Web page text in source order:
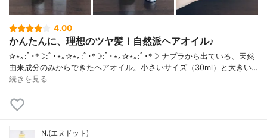
4.00
かんたんに、理想のツヤ髪！自然派ヘアオイル♪
✰⋆｡:ﾟ･*☽:ﾟ･⋆｡✰⋆｡:ﾟ･*☽:ﾟ･⋆｡✰⋆｡:ﾟ･*☽ ナプラから出ている、天然
由来成分のみからできたヘアオイル。小さいサイズ（30ml）と大きい…
続きを見る
N.(エヌドット)